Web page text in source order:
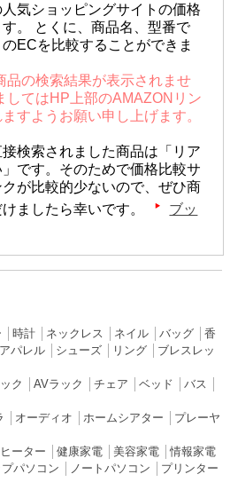
気ショッピングサイトの価格
。 とくに、商品名、型番で
ECを比較することができま
の検索結果が表示されませ
してはHP上部のAMAZONリン
すようお願い申し上げます。
検索されました商品は「リア
です。そのためで価格比較サ
が比較的少ないので、ぜひ商
ましたら幸いです。
ブッ
時計│ ネックレス ネイル│ バッグ│ 香
アパレル│ シューズ│ リング│ ブレスレッ
ク AVラック チェア ベッド バス
オーディオ ホームシアター
プレーヤ
ヒーター 健康家電│ 美容家電│情報家電
パソコン ノートパソコン
プリンター